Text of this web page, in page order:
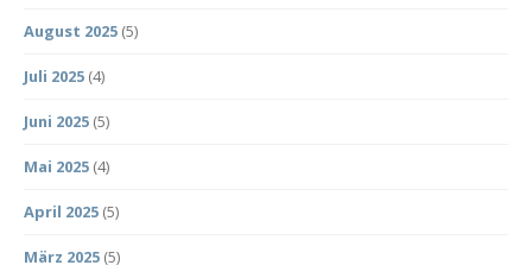
August 2025 (5)
Juli 2025 (4)
Juni 2025 (5)
Mai 2025 (4)
April 2025 (5)
März 2025 (5)